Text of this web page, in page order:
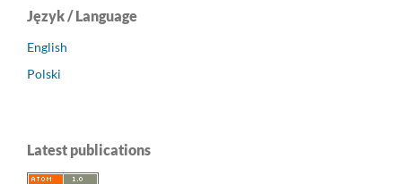
Język / Language
English
Polski
Latest publications